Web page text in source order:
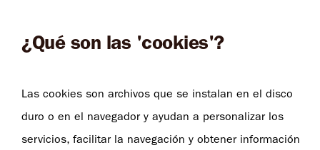
¿Qué son las 'cookies'?
Las cookies son archivos que se instalan en el disco
duro o en el navegador y ayudan a personalizar los
servicios, facilitar la navegación y obtener información